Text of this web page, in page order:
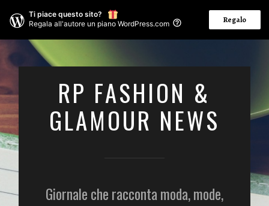
Ti piace questo sito?
Regala all'autore un piano WordPress.com
Regalo
RP FASHION &
GLAMOUR NEWS
Giornale che racconta moda, mode,